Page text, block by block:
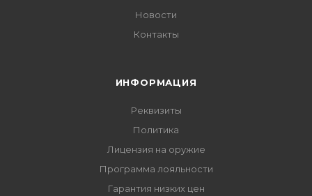
Новости
Контакты
ИНФОРМАЦИЯ
Реквизиты
Политика
Лицензия на оружие
Программа лояльности
Гарантия низких цен